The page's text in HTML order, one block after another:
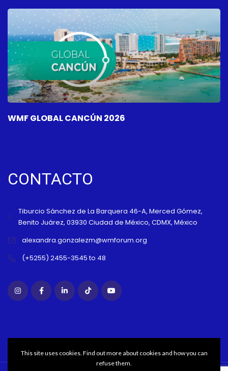
WMF GLOBAL CANCÚN 2026
CONTACTO
Tiburcio Sánchez de La Barquera 46-A, Merced Gómez,
Benito Juárez, 03930 Ciudad de México, CDMX, México
alexandra.gonzalezm@wmforum.org
(+5255) 2455-3545 to 48
This site uses cookies. Find out more about cookies and how you can
refuse them.